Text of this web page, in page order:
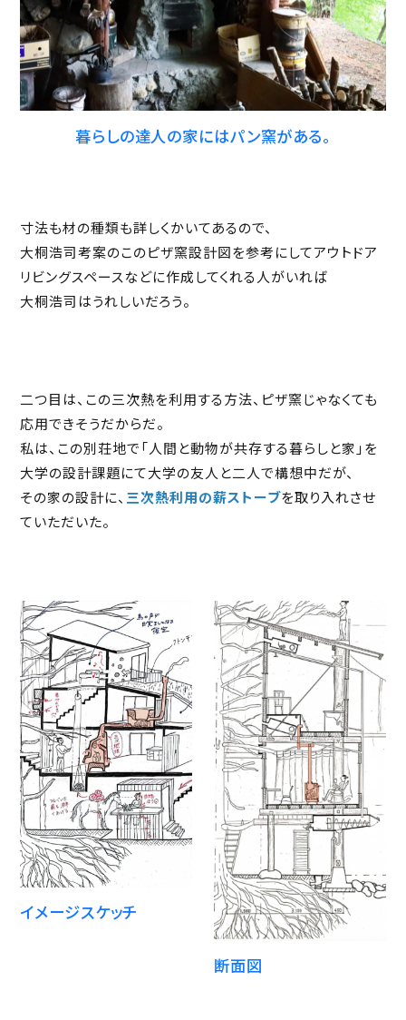
暮らしの達人の家にはパン窯がある。
寸法も材の種類も詳しくかいてあるので、
大桐浩司考案のこのピザ窯設計図を参考にしてアウトドア
リビングスペースなどに作成してくれる人がいれば
大桐浩司はうれしいだろう。
二つ目は、この三次熱を利用する方法、ピザ窯じゃなくても
応用できそうだからだ。
私は、この別荘地で「人間と動物が共存する暮らしと家」を
大学の設計課題にて大学の友人と二人で構想中だが、
その家の設計に、 三次熱利用の薪ストーブを取り入れさせ
ていただいた。
イメージスケッチ
断面図